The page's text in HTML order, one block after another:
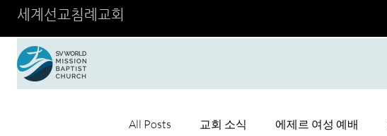
세계선교침례교회
All Posts 교회 소식 에제르 여성 예배